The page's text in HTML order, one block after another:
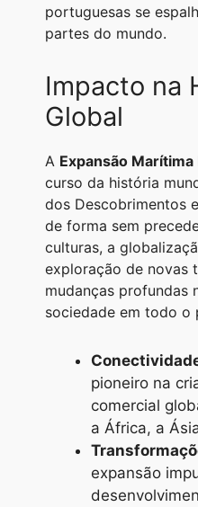
portuguesas se
partes do mundo.
Impacto na
Global
A Expansão
curso da história
dos Descobrimentos
de forma sem
culturas, a
exploração de novas
mudanças profundas
sociedade em todo o
pioneiro na
comercial
a África, a
expansão